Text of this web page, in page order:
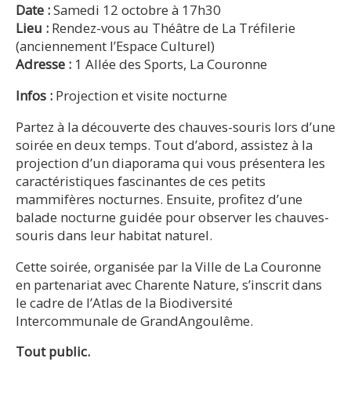
Date :Samedi 12 octobre à 17h30
Lieu : Rendez-vous au Théâtre de La Tréfilerie
(anciennement l’Espace Culturel)
Adresse : 1 Allée des Sports, La Couronne
Infos : Projection et visite nocturne
Partez à la découverte des chauves-souris lors d’une
soirée en deux temps. Tout d’abord, assistez à la
projection d’un diaporama qui vous présentera les
caractéristiques fascinantes de ces petits
mammifères nocturnes. Ensuite, profitez d’une
balade nocturne guidée pour observer les chauves-
souris dans leur habitat naturel.
Cette soirée, organisée par la Ville de La Couronne
en partenariat avec Charente Nature, s’inscrit dans
le cadre de l’Atlas de la Biodiversité
Intercommunale de GrandAngoulême.
Tout public.